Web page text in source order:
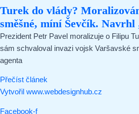
Turek do vlády?
směšné, míní Ševčík. Navrhl
Prezident Petr Pavel moralizuje o Filipu
sám schvaloval invazi vojsk Varšavské
agenta
Přečíst článek
Vytvořil www.webdesignhub.cz
Facebook-f